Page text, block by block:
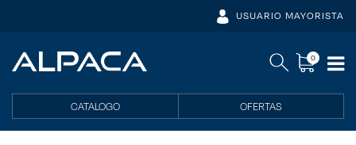
USUARIO MAYORISTA
0
CATALOGO OFERTAS